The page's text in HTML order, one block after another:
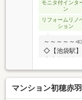
モニタ付インタ
ン
リフォームリノ
ション
～～～～～
◇【池袋駅】
プ！◇新規リ
◇長期修繕
ーパー・薬
～～～～～
マンション初穂赤羽